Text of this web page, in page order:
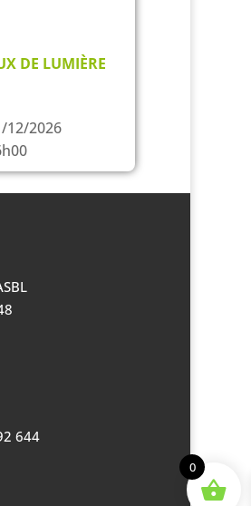
DE LUMIÈRE
12/2026
644
0